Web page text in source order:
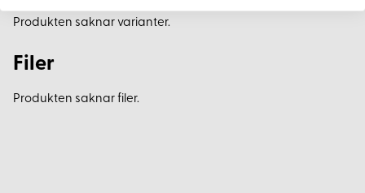
Produkten saknar varianter.
Filer
Produkten saknar filer.